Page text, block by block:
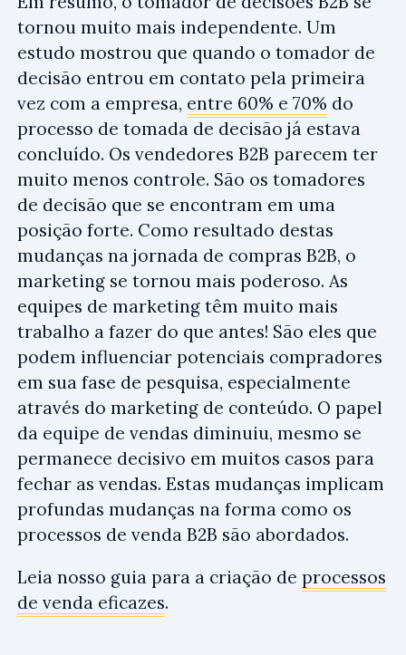
tornou muito mais independente. Um
estudo mostrou que quando o tomador de
decisão entrou em contato pela primeira
vez com a empresa, entre 60% e 70% do
processo de tomada de decisão já estava
concluído. Os vendedores B2B parecem ter
muito menos controle. São os tomadores
de decisão que se encontram em uma
posição forte. Como resultado destas
mudanças na jornada de compras B2B, o
marketing se tornou mais poderoso. As
equipes de marketing têm muito mais
trabalho a fazer do que antes! São eles que
podem influenciar potenciais compradores
em sua fase de pesquisa, especialmente
através do marketing de conteúdo. O papel
da equipe de vendas diminuiu, mesmo se
permanece decisivo em muitos casos para
fechar as vendas. Estas mudanças implicam
profundas mudanças na forma como os
processos de venda B2B são abordados.
Leia nosso guia para a criação de processos
de venda eficazes.